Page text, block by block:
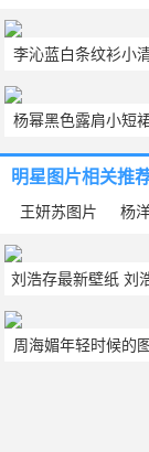
李沁蓝白条纹衫小
新养眼桌面壁纸图片
杨幂黑色露肩小短
优雅性感品牌活动
片
明星图片相关推
王妍苏图片 杨
刘浩存最新壁纸 刘
周海媚年轻时候的图